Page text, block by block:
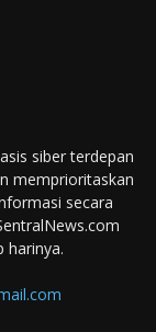
siber terdepan
memprioritaskan
secara
harinya.